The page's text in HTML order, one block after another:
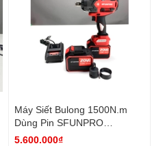
Máy Siết Bulong 1500N.m
Dùng Pin SFUNPRO
S20M1500A
5.600.000₫